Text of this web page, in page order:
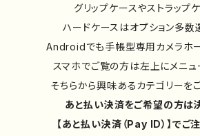
グリップケースやストラップケ
ハードケースはオプション多
Androidでも手帳型専用カメラホ
スマホでご覧の方は左上にメニ
そちらから興味あるカテゴリーを
あと払い決済をご希望の方は
【あと払い決済（Pay ID）】でご